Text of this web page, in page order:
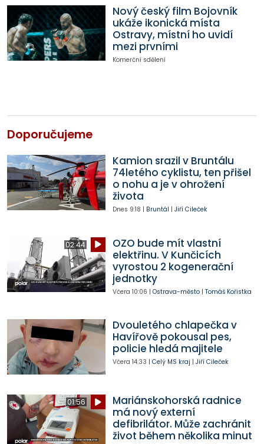
Nový český film Bojovník
ukáže ikonická místa
Ostravy, místní ho uvidí
mezi prvními
Komerční sdělení
Doporučujeme
Kamion srazil v Bruntálu
74letého cyklistu, ten přišel
o nohu a je v ohrožení
života
Dnes 9:18 | Bruntál | Jiří Cileček
02:44
OZO bude mít vlastní
elektřinu. V Kunčicích
vyrostou 2 kogenerační
jednotky
Včera 10:06 | Ostrava-město| Tomáš Kořistka
Dvouletého chlapečka v
Havířově pokousal pes,
policie hledá majitele
Včera 14:33 | Celý MS kraj | Jiří Cileček
01:56
Mariánskohorská radnice
má nový externí
defibrilátor. Může zachránit
život během několika minut